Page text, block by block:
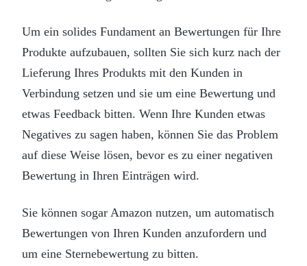
Um ein solides Fundament an Bewertungen für Ihre
Produkte aufzubauen, sollten Sie sich kurz nach der
Lieferung Ihres Produkts mit den Kunden in
Verbindung setzen und sie um eine Bewertung und
etwas Feedback bitten. Wenn Ihre Kunden etwas
Negatives zu sagen haben, können Sie das Problem
auf diese Weise lösen, bevor es zu einer negativen
Bewertung in Ihren Einträgen wird.
Sie können sogar Amazon nutzen, um automatisch
Bewertungen von Ihren Kunden anzufordern und
um eine Sternebewertung zu bitten.